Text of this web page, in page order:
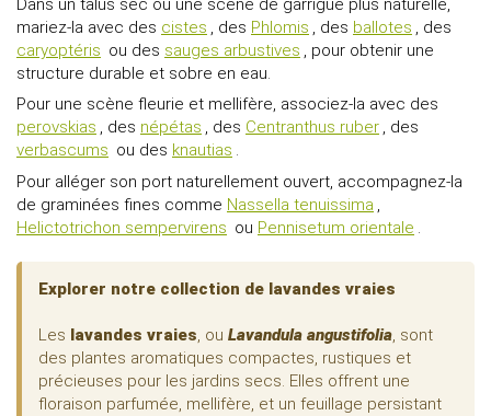
Dans un talus sec ou une scène de garrigue plus naturelle,
mariez-la avec des cistes , des Phlomis , des ballotes , des
caryoptéris ou des sauges arbustives , pour obtenir une
structure durable et sobre en eau.
Pour une scène fleurie et mellifère, associez-la avec des
perovskias , des népétas , des Centranthus ruber , des
verbascums ou des knautias .
Pour alléger son port naturellement ouvert, accompagnez-la
de graminées fines comme Nassella tenuissima ,
Helictotrichon sempervirens ou Pennisetum orientale .
Explorer notre collection de lavandes vraies
Les lavandes vraies, ou Lavandula angustifolia, sont
des plantes aromatiques compactes, rustiques et
précieuses pour les jardins secs. Elles offrent une
floraison parfumée, mellifère, et un feuillage persistant